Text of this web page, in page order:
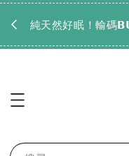
純天然好眠！輸